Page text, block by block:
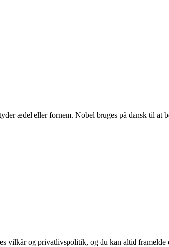
ædel eller fornem. Nobel bruges på dansk til
vilkår og privatlivspolitik, og du kan altid framelde